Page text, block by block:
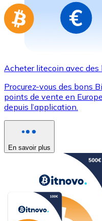
Acheter litecoin avec des
Procurez-vous des bons
points de vente en
depuis l’application.
En savoir plus